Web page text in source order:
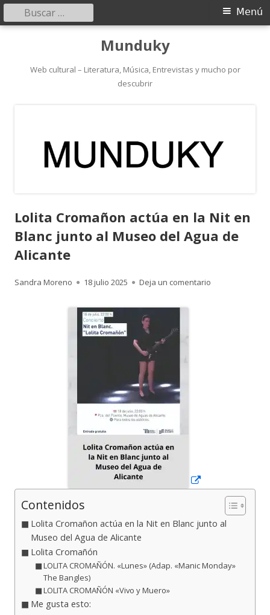
contenido
Munduky
Web cultural – Literatura, Música, Entrevistas y mucho por
descubrir
Menú
Menú
Buscar:
Lolita Cromañon actúa en la Nit en
Blanc junto al Museo del Agua de
Alicante
Autor
Sandra Moreno
Publicado
18 julio 2025 Deja un comentario
Contenidos
Lolita Cromañon actúa en la Nit en Blanc junto al
Museo del Agua de Alicante
Lolita Cromañón
LOLITA CROMAÑÓN. «Lunes» (Adap. «Manic Monday»
The Bangles)
LOLITA CROMAÑÓN «Vivo y Muero»
Me gusta esto: